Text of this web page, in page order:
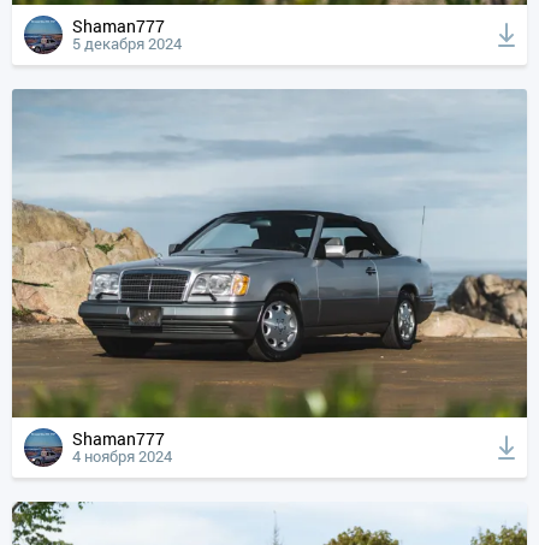
Shaman777
5 декабря 2024
Shaman777
4 ноября 2024